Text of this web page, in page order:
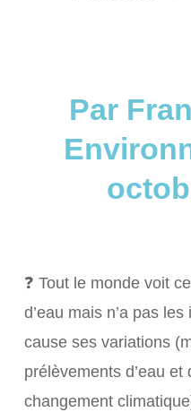
Par
❓ Tout le monde voit
d’eau mais n’a pas
cause ses variations
prélèvements d’eau et
changement